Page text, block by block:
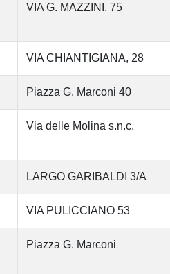
VIA G. MAZZINI, 75
VIA CHIANTIGIANA, 28
Piazza G. Marconi 40
Via delle Molina s.n.c.
LARGO GARIBALDI 3/A
VIA PULICCIANO 53
Piazza G. Marconi